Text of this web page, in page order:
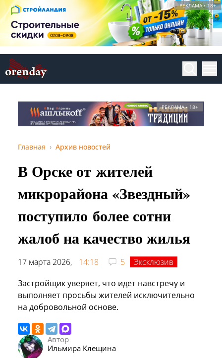
РЕКЛАМА • 18+
РЕКЛАМА • 18+
Главная Архив новостей
В Орске от жителей
микрорайона «Звездный»
поступило более сотни
жалоб на качество жилья
17 марта 2026, 14:18 5
Эксклюзив
Застройщик уверяет, что идет навстречу и
выполняет просьбы жителей исключительно
на добровольной основе.
Автор
Ильмира Клещина